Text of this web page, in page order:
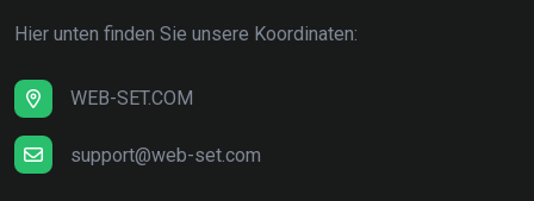
Hier unten finden Sie unsere Koordinaten:
WEB-SET.COM
support@web-set.com